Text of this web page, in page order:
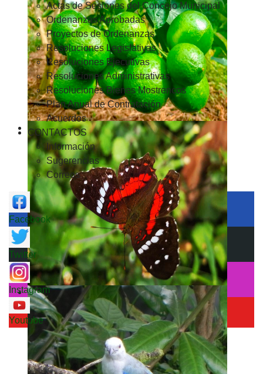
Actas de Sesiones del Concejo Municipal
Ordenanzas Aprobadas
Proyectos de Ordenanzas
Resoluciones Legislativas
Resoluciones Ejecutivas
Resoluciones Administrativas
Resoluciones Bienes Mostrencos
Plan Anual de Contratación
Acuerdos
CONTACTOS
Información
Sugerencias
Correos
Facebook
Twitter
Instagram
Youtube